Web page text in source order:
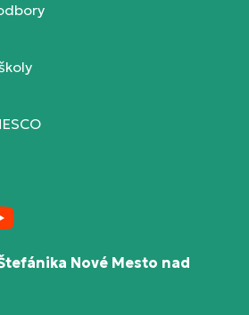
Nové Mesto nad